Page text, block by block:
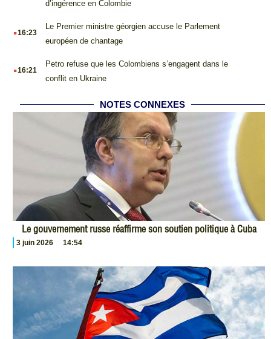
d’ingérence en Colombie
.16:23
Le Premier ministre géorgien accuse le Parlement
européen de chantage
.16:21
Petro refuse que les Colombiens s’engagent dans le
conflit en Ukraine
NOTES CONNEXES
Le gouvernement russe réaffirme son soutien politique à Cuba
3 juin 2026 14:54